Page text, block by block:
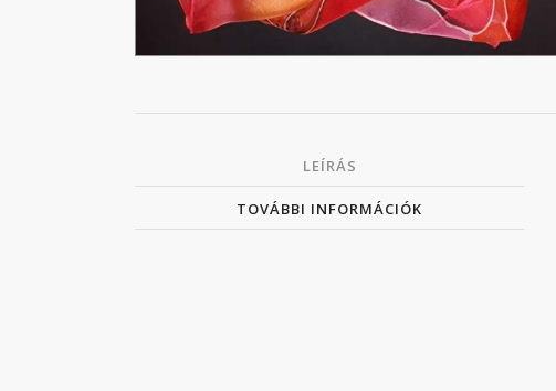
LEÍRÁS
TOVÁBBI INFORMÁCIÓK